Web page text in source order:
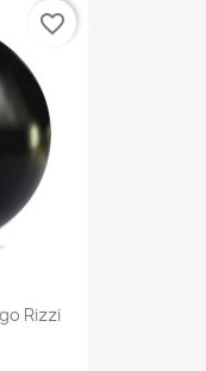
Rizzi
favorite_border